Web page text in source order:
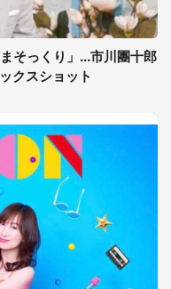
そっくり」...市川團十郎
クスショット